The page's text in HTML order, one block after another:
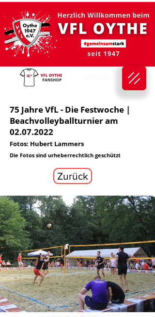
75 Jahre VfL - Die Festwoche |
Beachvolleyballturnier am
02.07.2022
Fotos: Hubert Lammers
Die Fotos sind urheberrechtlich geschützt
Zurück